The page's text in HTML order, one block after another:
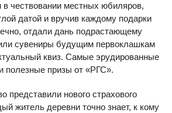
в чествовании местных юбиляров,
датой и вручив каждому подарки
отдали дань подрастающему
сувениры будущим первоклашкам
квиз. Самые эрудированные
полезные призы от «РГС».
нового страхового
житель деревни точно знает, к кому